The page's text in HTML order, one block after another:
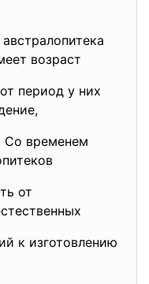
возраст
период у них
Со временем
от
к изготовлению